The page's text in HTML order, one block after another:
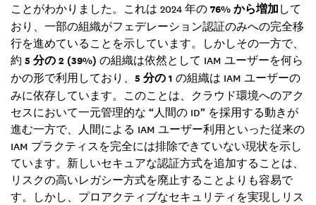
ことがわかりました。これは 2024 年の 76% から増加 して
おり、一部の組織がフェデレーション認証のみへの完全移
行を進めていることを示しています。しかしその一方で、
約 5 分の 2 (39%) の組織は依然として IAM ユーザーを何ら
かの形で利用しており、 5 分の 1 の組織は IAM ユーザーの
みに依存しています。このことは、クラウド環境へのアク
セスにおいて一元管理的な “人間の ID” を採用する動きが
進む一方で、人間による IAM ユーザー利用といった従来の
IAM プラクティスを完全には排除できていない現状を示し
ています。新しいセキュアな認証方式を追加することは、
リスクの高いレガシー方式を廃止することよりも容易で
す。しかし、プロアクティブなセキュリティを実現しリス